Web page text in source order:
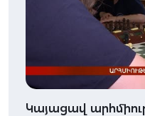
Կայացավ